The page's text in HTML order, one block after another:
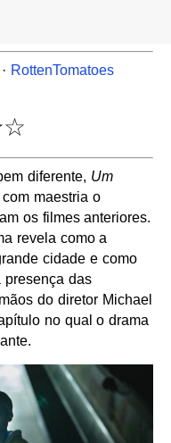
· RottenTomatoes
diferente, Um
maestria o
os filmes anteriores.
revela como a
cidade e como
presença das
do diretor Michael
no qual o drama